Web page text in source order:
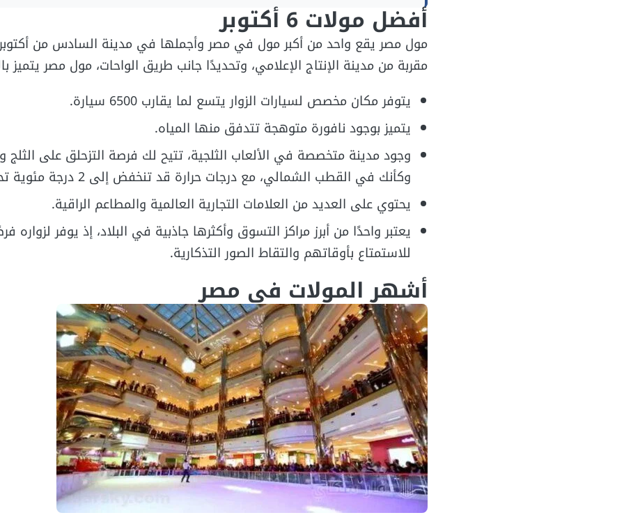
أفضل مولات 6 أكتوبر
مول مصر يقع واحد من أكبر مول في مصر وأجملها في مدينة السادس من
مقربة من مدينة الإنتاج الإعلامي، وتحديدًا جانب طريق الواحات، مول مصر يتميز
يتوفر مكان مخصص لسيارات الزوار يتسع لما يقارب 6500 سيارة.
يتميز بوجود نافورة متوهجة تتدفق منها المياه.
وجود مدينة متخصصة في الألعاب الثلجية، تتيح لك فرصة التزحلق على الثلج
وكأنك في القطب الشمالي، مع درجات حرارة قد تنخفض إلى 2 درجة مئوية تحت الصفر.
يحتوي على العديد من العلامات التجارية العالمية والمطاعم الراقية.
يعتبر واحدًا من أبرز مراكز التسوق وأكثرها جاذبية في البلاد، إذ يوفر لزواره
للاستمتاع بأوقاتهم والتقاط الصور التذكارية.
أشهر المولات في مصر